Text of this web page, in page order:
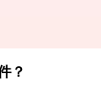
？